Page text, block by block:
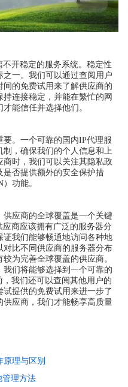
开稳定的服务系统。稳定性
一。我们可以通过查阅用户
的免费试用来了解供应商的
连接稳定，并能在繁忙的网
能信任并选择他们。
。一个可靠的国内IP代理服
，确保我们的个人信息和上
时，我们可以关注其隐私政
否提供额外的安全保护措
功能。
应商的全球覆盖是一个关键
商应该拥有广泛的服务器分
我们能够畅通地访问各种地
对比不同供应商的服务器分布
为完善全球覆盖的供应商。
们将能够选择到一个可靠的
我们还可以查阅其他用户的
提供的免费试用来进一步了
应商，我们才能畅享高质量
理与区别
管理方法